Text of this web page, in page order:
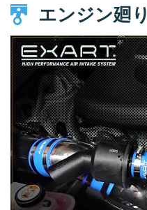
エンジン廻り